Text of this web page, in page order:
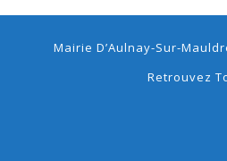
Mairie D’Aulnay-Sur-
Retrouvez